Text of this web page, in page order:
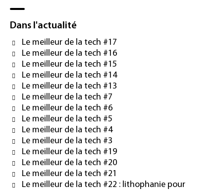
Dans l'actualité
Le meilleur de la tech #17
Le meilleur de la tech #16
Le meilleur de la tech #15
Le meilleur de la tech #14
Le meilleur de la tech #13
Le meilleur de la tech #7
Le meilleur de la tech #6
Le meilleur de la tech #5
Le meilleur de la tech #4
Le meilleur de la tech #3
Le meilleur de la tech #19
Le meilleur de la tech #20
Le meilleur de la tech #21
Le meilleur de la tech #22 : lithophanie pour